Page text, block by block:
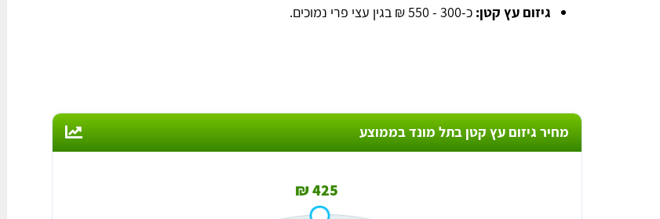
גיזום עץ קטן: כ-300 - 550 ₪ בגין עצי פרי נמוכים.
מחיר גיזום עץ קטן בתל מונד בממוצע
425 ₪